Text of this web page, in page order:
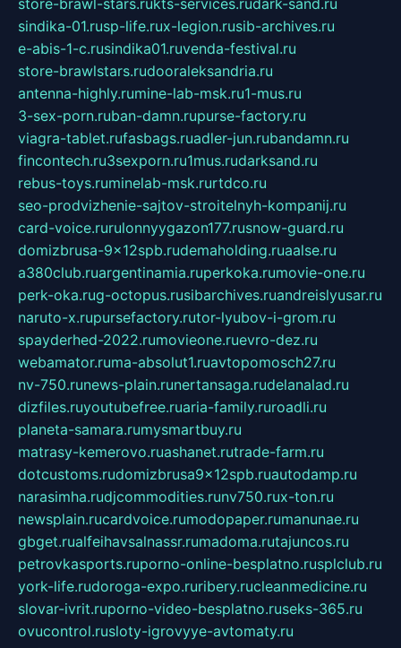
store-brawl-stars.rukts-services.rudark-sand.ru
sindika-01.rusp-life.rux-legion.rusib-archives.ru
e-abis-1-c.rusindika01.ruvenda-festival.ru
store-brawlstars.rudooraleksandria.ru
antenna-highly.rumine-lab-msk.ru1-mus.ru
3-sex-porn.ruban-damn.rupurse-factory.ru
viagra-tablet.rufasbags.ruadler-jun.rubandamn.ru
fincontech.ru3sexporn.ru1mus.rudarksand.ru
rebus-toys.ruminelab-msk.rurtdco.ru
seo-prodvizhenie-sajtov-stroitelnyh-kompanij.ru
card-voice.rurulonnyygazon177.rusnow-guard.ru
domizbrusa-9x12spb.rudemaholding.ruaalse.ru
a380club.ruargentinamia.ruperkoka.rumovie-one.ru
perk-oka.rug-octopus.rusibarchives.ruandreislyusar.ru
naruto-x.rupursefactory.rutor-lyubov-i-grom.ru
spayderhed-2022.rumovieone.ruevro-dez.ru
webamator.ruma-absolut1.ruavtopomosch27.ru
nv-750.runews-plain.runertansaga.rudelanalad.ru
dizfiles.ruyoutubefree.ruaria-family.ruroadli.ru
planeta-samara.rumysmartbuy.ru
matrasy-kemerovo.ruashanet.rutrade-farm.ru
dotcustoms.rudomizbrusa9x12spb.ruautodamp.ru
narasimha.rudjcommodities.runv750.rux-ton.ru
newsplain.rucardvoice.rumodopaper.rumanunae.ru
gbget.rualfeihavsalnassr.rumadoma.rutajuncos.ru
petrovkasports.ruporno-online-besplatno.rusplclub.ru
york-life.rudoroga-expo.ruribery.rucleanmedicine.ru
slovar-ivrit.ruporno-video-besplatno.ruseks-365.ru
ovucontrol.rusloty-igrovyye-avtomaty.ru